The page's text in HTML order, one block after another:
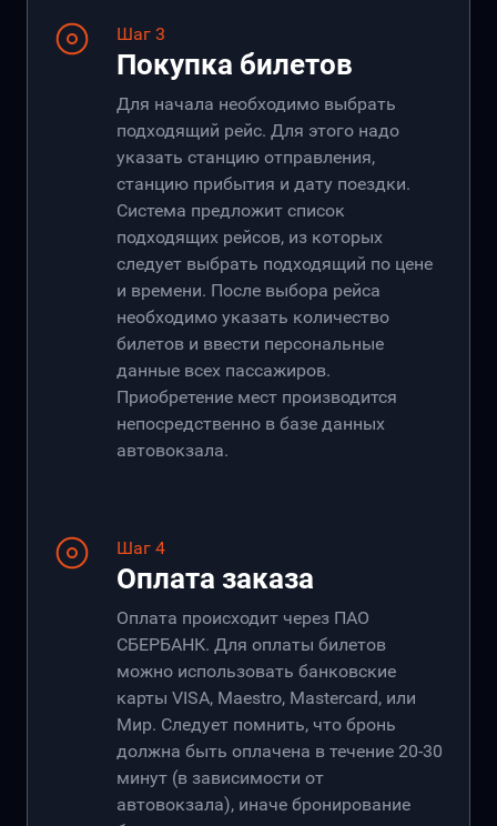
Шаг 3
Покупка билетов
Для начала необходимо выбрать
подходящий рейс. Для этого надо
указать станцию отправления,
станцию прибытия и дату поездки.
Система предложит список
подходящих рейсов, из которых
следует выбрать подходящий по цене
и времени. После выбора рейса
необходимо указать количество
билетов и ввести персональные
данные всех пассажиров.
Приобретение мест производится
непосредственно в базе данных
автовокзала.
Шаг 4
Оплата заказа
Оплата происходит через ПАО
СБЕРБАНК. Для оплаты билетов
можно использовать банковские
карты VISA, Maestro, Mastercard, или
Мир. Следует помнить, что бронь
должна быть оплачена в течение 20-30
минут (в зависимости от
автовокзала), иначе бронирование